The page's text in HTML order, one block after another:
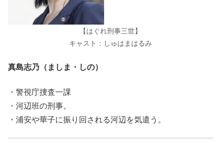
【はぐれ刑事三世】
キャスト：しゅはまはるみ
真島志乃（ましま・しの）
・警視庁捜査一課
・河辺班の刑事。
・浦安や華子に振り回される河辺を気遣う。